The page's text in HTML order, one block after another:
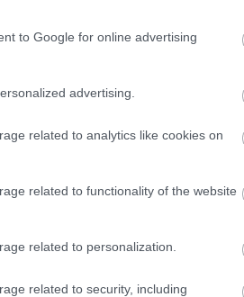
to Google for online advertising
advertising.
related to analytics like cookies on
related to functionality of the website
related to personalization.
related to security, including